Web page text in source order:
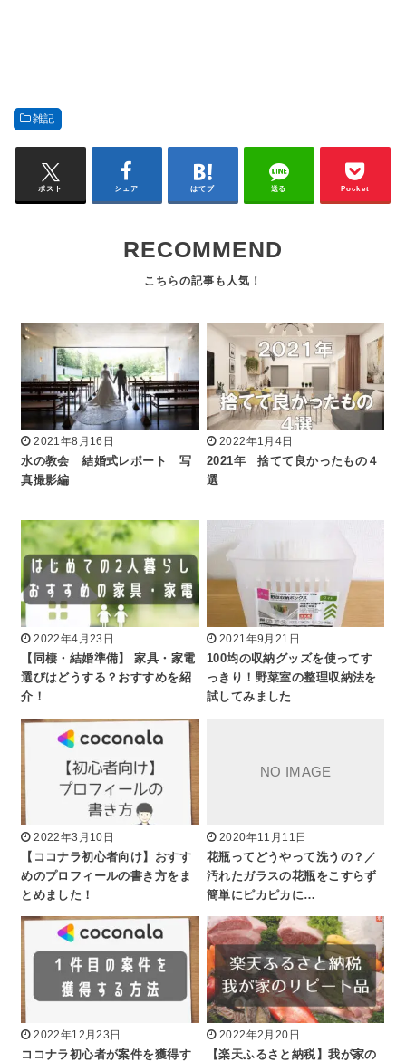
雑記
ポスト シェア はてブ 送る Pocket
RECOMMEND
2021年8月16日
水の教会 結婚式レポート 写
真撮影編
2022年1月4日
2021年 捨てて良かったもの４
選
2022年4月23日
【同棲・結婚準備】 家具・家電
選びはどうする？おすすめを紹
介！
2021年9月21日
100均の収納グッズを使ってす
っきり！野菜室の整理収納法を
試してみました
2022年3月10日
【ココナラ初心者向け】おすす
めのプロフィールの書き方をま
とめました！
2020年11月11日
花瓶ってどうやって洗うの？／
汚れたガラスの花瓶をこすらず
簡単にピカピカに…
2022年12月23日
ココナラ初心者が案件を獲得す
2022年2月20日
【楽天ふるさと納税】我が家の